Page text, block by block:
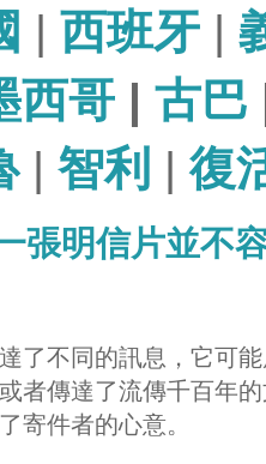
| 西班牙 |
西哥 | 古巴
| 智利 |復
張明信片並不
了不同的訊息，它可
者傳達了流傳千百年
寄件者的心意。